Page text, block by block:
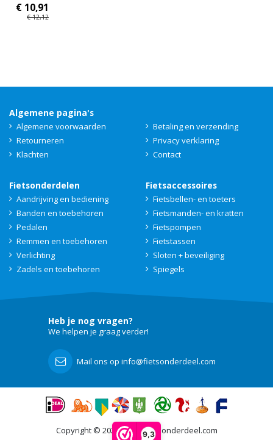
9,3
€ 10,91
€ 12,12
Algemene pagina's
Algemene voorwaarden
Betaling en verzending
Retourneren
Privacy verklaring
Klachten
Contact
Fietsonderdelen
Aandrijving en bediening
Banden en toebehoren
Pedalen
Remmen en toebehoren
Verlichting
Zadels en toebehoren
Fietsaccessoires
Fietsbellen- en toeters
Fietsmanden- en kratten
Fietspompen
Fietstassen
Sloten + beveiliging
Spiegels
Heb je nog vragen?
We helpen je graag verder!
Mail ons op info@fietsonderdeel.com
Copyright © 2021 - 2026 Fietsonderdeel.com